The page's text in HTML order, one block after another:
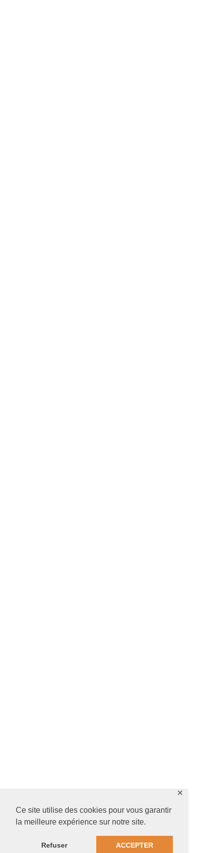
Ce site utilise des cookies pour vous garantir
la meilleure expérience sur notre site.
Refuser ACCEPTER
✕